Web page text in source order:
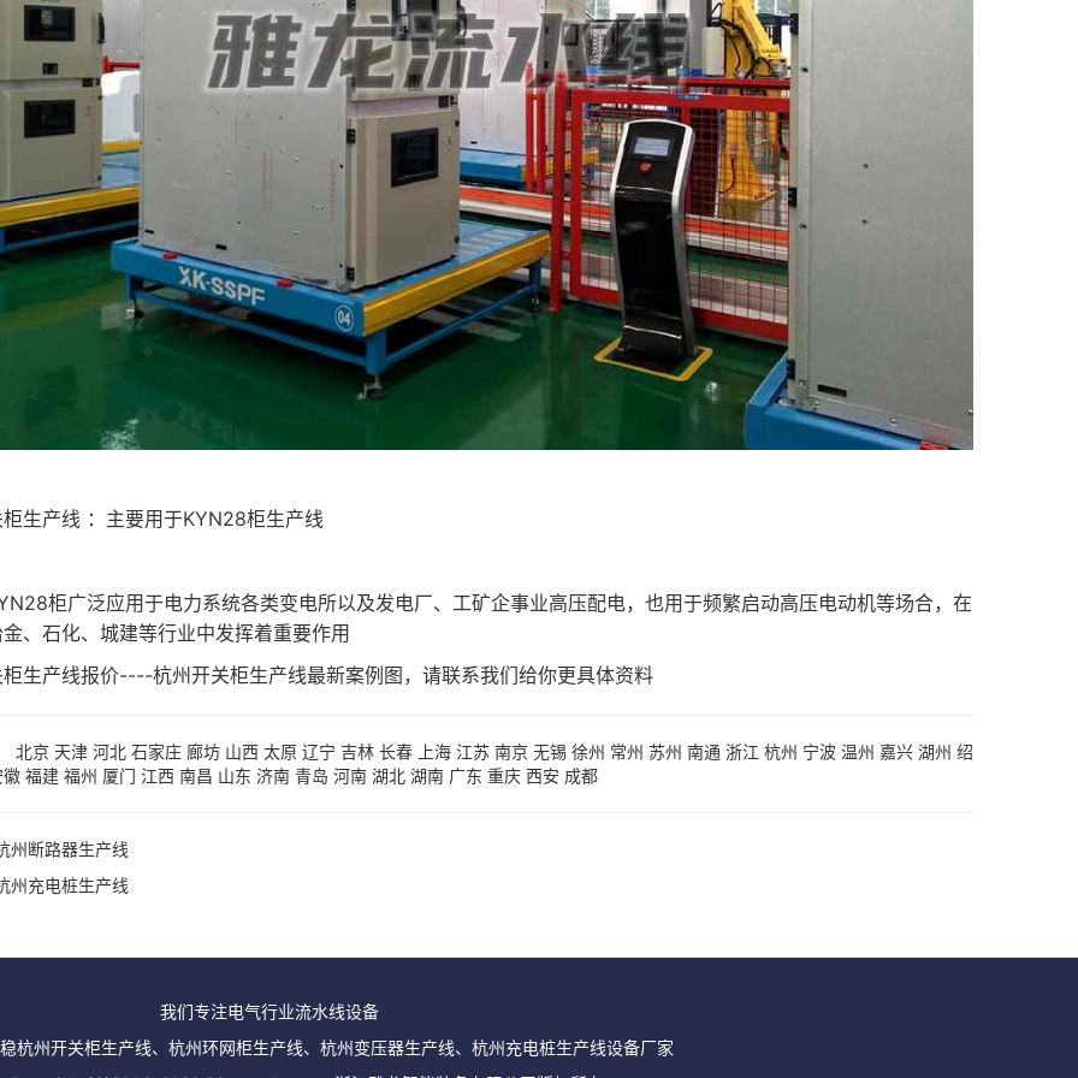
生产线 ：主要用于KYN28柜生产线
柜广泛应用于电力系统各类变电所以及发电厂、工矿企事业高压配电，也用于频繁启动高压电动机等场合，在
、石化、城建等行业中发挥着重要作用
生产线报价----杭州开关柜生产线最新案例图，请联系我们给你更具体资料
北京 天津 河北 石家庄 廊坊 山西 太原 辽宁 吉林 长春 上海 江苏 南京 无锡 徐州 常州 苏州 南通 浙江 杭州 宁波 温州 嘉兴 湖州 绍
徽 福建 福州 厦门 江西 南昌 山东 济南 青岛 河南 湖北 湖南 广东 重庆 西安 成都
州断路器生产线
州充电桩生产线
我们专注电气行业流水线设备
杭州开关柜生产线、杭州环网柜生产线、杭州变压器生产线、杭州充电桩生产线设备厂家